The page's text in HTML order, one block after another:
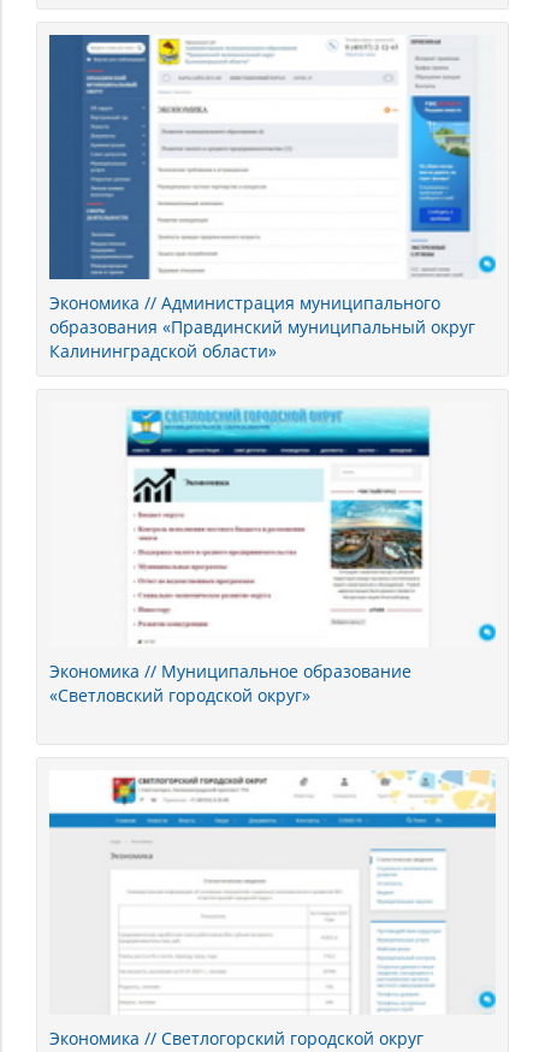
Экономика // Администрация муниципального
образования «Правдинский муниципальный округ
Калининградской области»
Экономика // Муниципальное образование
«Светловский городской округ»
Экономика // Светлогорский городской округ